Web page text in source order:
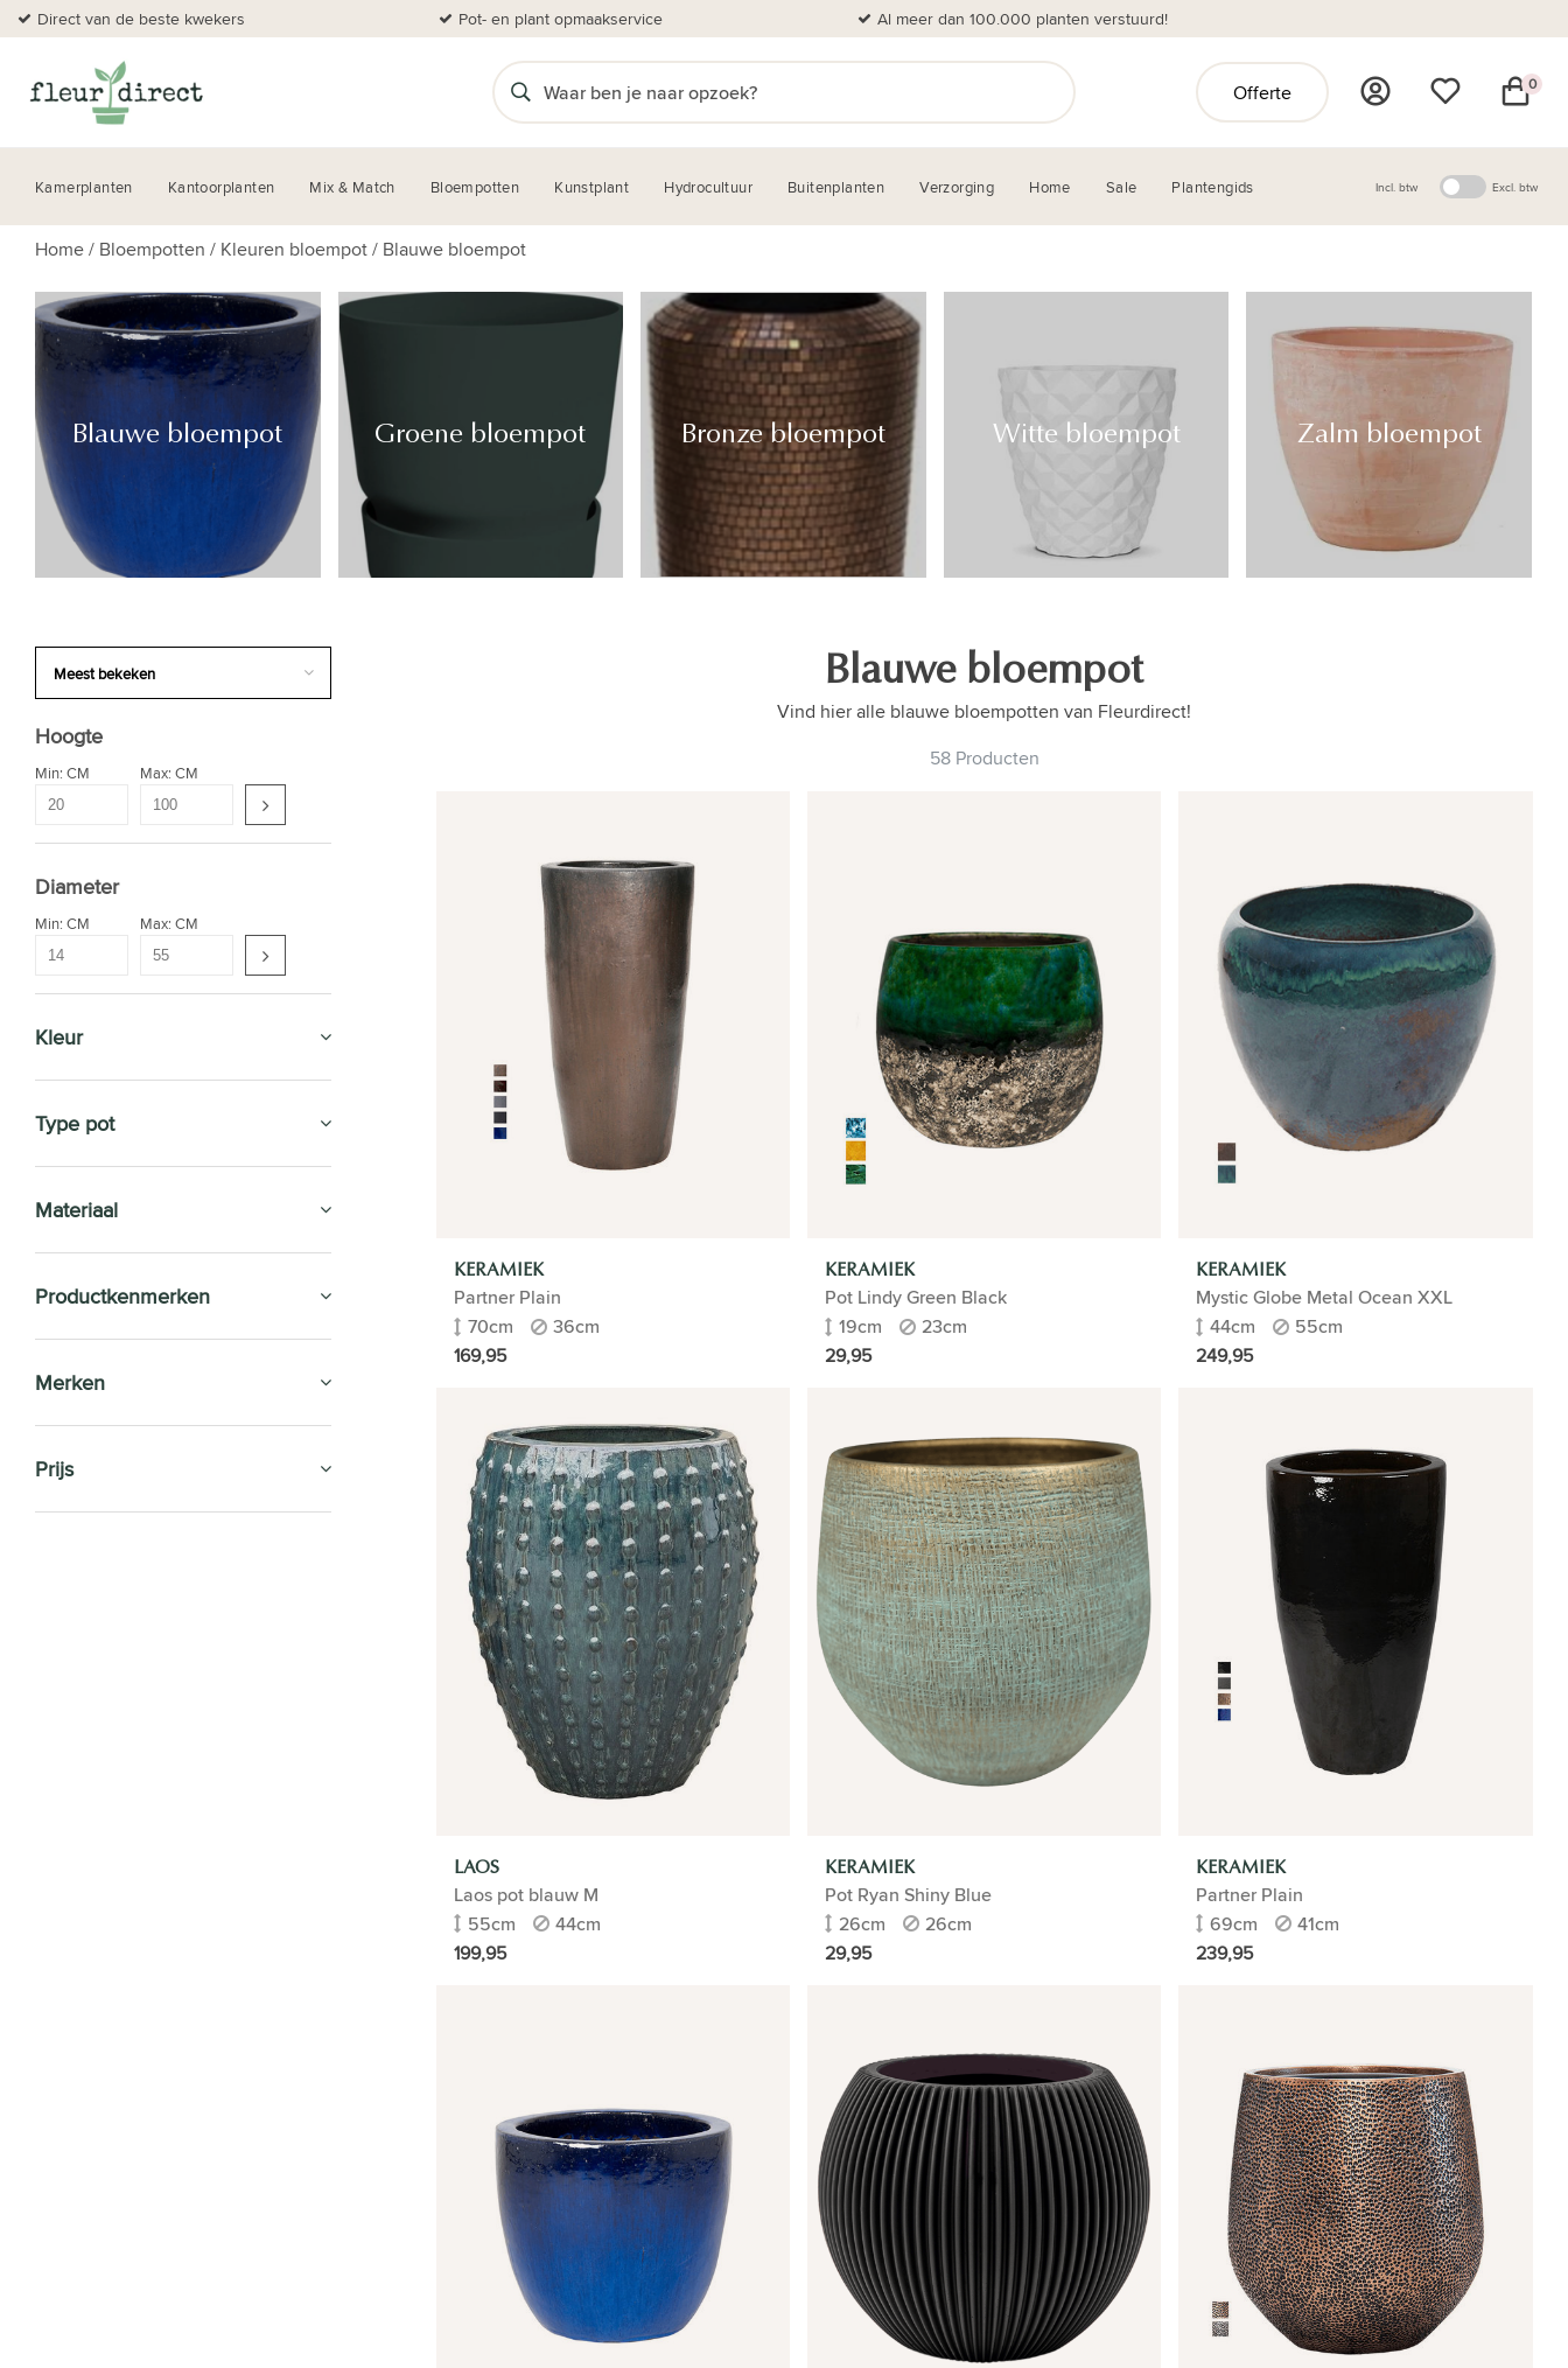
Direct van de beste kwekers Pot- en plant opmaakservice Al meer dan 100.000 planten verstuurd!
Offerte 0
Kamerplanten Kantoorplanten Mix & Match Bloempotten Kunstplant Hydrocultuur Buitenplanten Verzorging Home Sale Plantengids Incl. btw Excl. btw
Home/ Bloempotten / Kleuren bloempot/ Blauwe bloempot
Blauwe bloempot Groene bloempot Bronze bloempot Witte bloempot Zalm bloempot
Hoogte
Min: CM Max: CM
Diameter
Min: CM Max: CM
Kleur
Type pot
Materiaal
Productkenmerken
Merken
Prijs
Blauwe bloempot
Vind hier alle blauwe bloempotten van Fleurdirect!
58 Producten
KERAMIEK
Partner Plain
70cm
36cm
169,95
KERAMIEK
Pot Lindy Green Black
19cm
23cm
29,95
KERAMIEK
Mystic Globe Metal Ocean XXL
44cm
55cm
249,95
LAOS
Laos pot blauw M
55cm
44cm
199,95
KERAMIEK
Pot Ryan Shiny Blue
26cm
26cm
29,95
KERAMIEK
Partner Plain
69cm
41cm
239,95